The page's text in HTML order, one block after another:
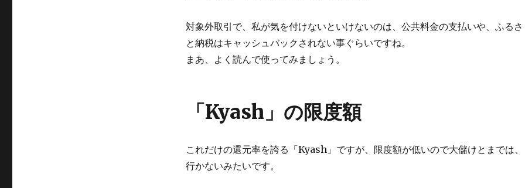
対象外取引で、私が気を付けないといけないのは、公共料金の支払いや、ふるさ
と納税はキャッシュバックされない事ぐらいですね。
まあ、よく読んで使ってみましょう。
「Kyash」の限度額
これだけの還元率を誇る「Kyash」ですが、限度額が低いので大儲けとまでは、
行かないみたいです。